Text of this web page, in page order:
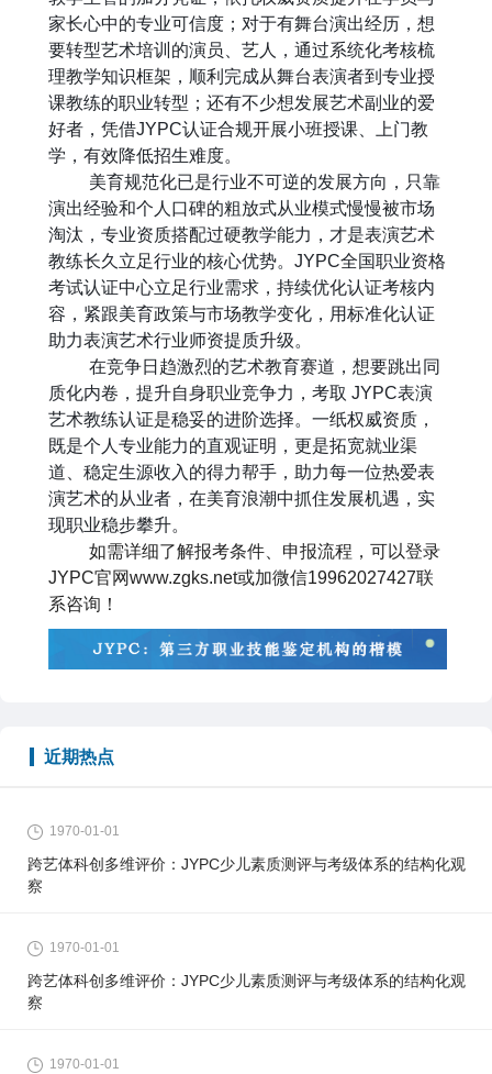
家长心中的专业可信度；对于有舞台演出经历，想
要转型艺术培训的演员、艺人，通过系统化考核梳
理教学知识框架，顺利完成从舞台表演者到专业授
课教练的职业转型；还有不少想发展艺术副业的爱
好者，凭借JYPC认证合规开展小班授课、上门教
学，有效降低招生难度。
美育规范化已是行业不可逆的发展方向，只靠
演出经验和个人口碑的粗放式从业模式慢慢被市场
淘汰，专业资质搭配过硬教学能力，才是表演艺术
教练长久立足行业的核心优势。 JYPC全国职业资格
考试认证中心立足行业需求，持续优化认证考核内
容，紧跟美育政策与市场教学变化，用标准化认证
助力表演艺术行业师资提质升级。
在竞争日趋激烈的艺术教育赛道，想要跳出同
质化内卷，提升自身职业竞争力，考取 JYPC表演
艺术教练认证是稳妥的进阶选择。一纸权威资质，
既是个人专业能力的直观证明，更是拓宽就业渠
道、稳定生源收入的得力帮手，助力每一位热爱表
演艺术的从业者，在美育浪潮中抓住发展机遇，实
现职业稳步攀升。
如需详细了解报考条件、申报流程，可以登录
JYPC官网www.zgks.net或加微信19962027427联
系咨询！
近期热点
1970-01-01
跨艺体科创多维评价：JYPC少儿素质测评与考级体系的结构化观
察
1970-01-01
跨艺体科创多维评价：JYPC少儿素质测评与考级体系的结构化观
察
1970-01-01